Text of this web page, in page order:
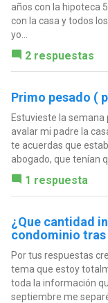
años con la hipoteca
con la casa y todos
yo...
2 respuestas
Primo pesado (
Estuvieste la
avalar mi padre la
te acuerdas que
abogado, que tenían
1 respuesta
¿Que cantidad
condominio tras
Por tus respuestas
tema que estoy
toda la información
septiembre me